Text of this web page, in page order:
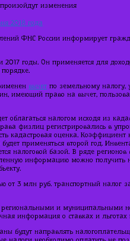
изменения
2018 года
ФНС России информирует
годы. Он применяется для
вычет по земельному налогу,
имеющий право на вычет,
налогом исходя из
физлиц регистрировались в
кадастровая оценка.
применяться второй год.
налоговой базой. В ряде
информацию можно
от 3 млн руб. транспортный налог
региональными и
информация о ставках и
будут направлять